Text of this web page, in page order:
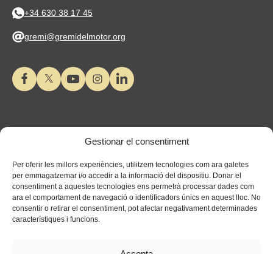
Gestionar el consentiment
Per oferir les millors experiències, utilitzem tecnologies com ara galetes
per emmagatzemar i/o accedir a la informació del dispositiu. Donar el
consentiment a aquestes tecnologies ens permetrà processar dades com
ara el comportament de navegació o identificadors únics en aquest lloc. No
consentir o retirar el consentiment, pot afectar negativament determinades
característiques i funcions.
+34 630 38 17 45
gremi@gremidelmotor.org